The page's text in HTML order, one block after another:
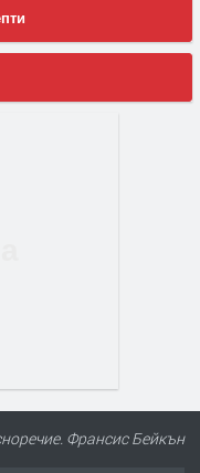
Франсис Бейкън